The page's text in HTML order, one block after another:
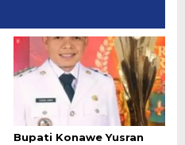
Bupati Konawe Yusran